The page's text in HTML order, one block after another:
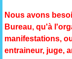
Nous avons
Bureau, qu'à
manifestations,
entraineur, juge,